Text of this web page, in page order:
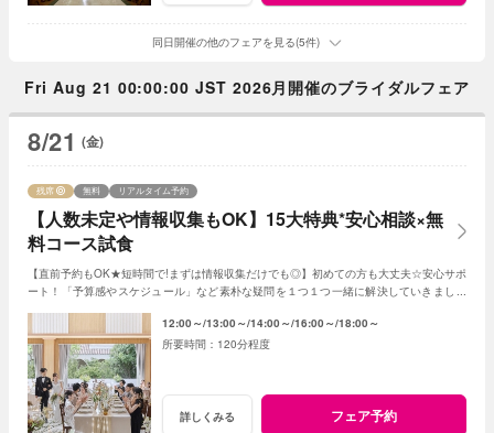
同日開催の他のフェアを見る(5件)
Fri Aug 21 00:00:00 JST 2026月開催のブライダルフェア
8/21 (金)
【人数未定や情報収集もOK】15大特典*安心相談×無
料コース試食
残席 無料 リアルタイム予約
【直前予約もOK★短時間で!まずは情報収集だけでも◎】初めての方も大丈夫☆安心サポ
ート！「予算感やスケジュール」など素朴な疑問を１つ１つ一緒に解決していきましょ
12:00～ 13:00～ 14:00～ 16:00～ 18:00～
120分程度
詳しくみる フェア予約